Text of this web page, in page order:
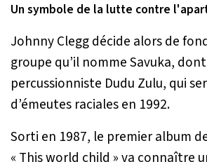
Un symbole de la lutte contre
Johnny Clegg décide alors de
groupe qu’il nomme Savuka,
percussionniste Dudu Zulu, qui
d’émeutes raciales en 1992.
Sorti en 1987, le premier album
« This world child » va connaître